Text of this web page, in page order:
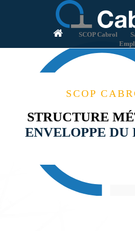
SCOP Cabrol
SCOP
STRUCTURE
ENVELOPPE